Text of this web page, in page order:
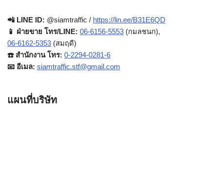
📲 LINE ID: @siamtraffic / https://lin.ee/B31E6QD
📱 ฝ่ายขาย โทร/LINE: 06-6156-5553 (กมลชนก),
06-6162-5353 (สมฤดี)
☎️ สำนักงาน โทร: 0-2294-0281-6
📧 อีเมล: siamtraffic.stf@gmail.com
แผนที่บริษัท